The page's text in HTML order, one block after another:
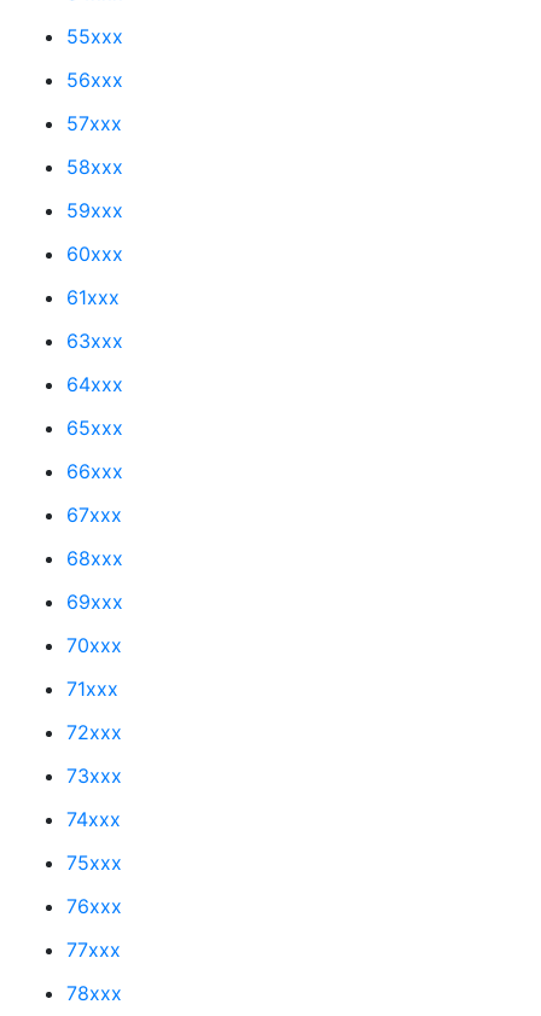
55xxx
56xxx
57xxx
58xxx
59xxx
60xxx
61xxx
63xxx
64xxx
65xxx
66xxx
67xxx
68xxx
69xxx
70xxx
71xxx
72xxx
73xxx
74xxx
75xxx
76xxx
77xxx
78xxx